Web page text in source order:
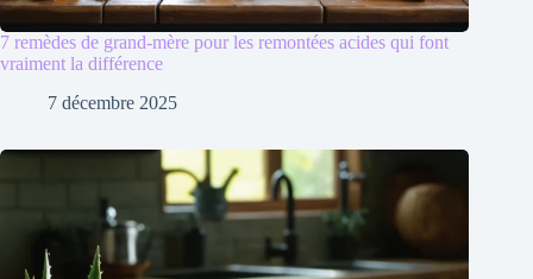
7 remèdes de grand-mère pour les remontées acides qui font
vraiment la différence
7 décembre 2025